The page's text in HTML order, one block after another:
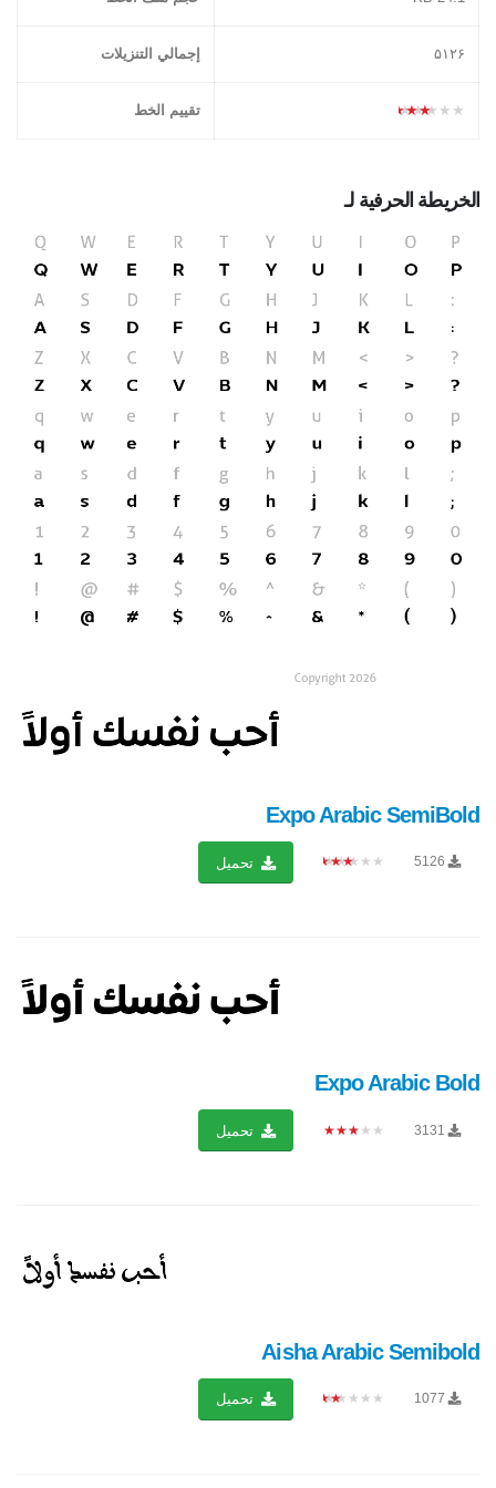
۵١٢۶ إجمالي التنزيلات
★★★★★ تقييم الخط
الخريطة الحرفية لـ
Expo Arabic SemiBold
5126
★★★★★ تحميل
Expo Arabic Bold
3131
★★★★★ تحميل
Aisha Arabic Semibold
1077
★★★★★ تحميل